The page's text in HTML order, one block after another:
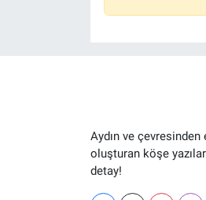
Aydın ve çevresinden
oluşturan köşe
detay!